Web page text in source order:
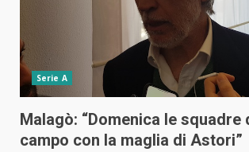
Serie A
Malagò: “Domenica le squadre
campo con la maglia di Astori”